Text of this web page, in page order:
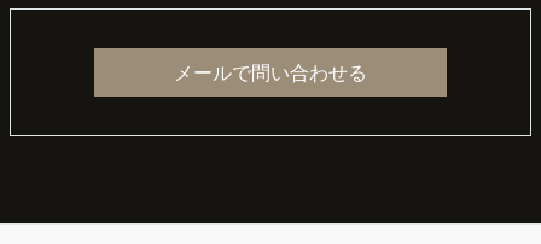
メールで問い合わせる